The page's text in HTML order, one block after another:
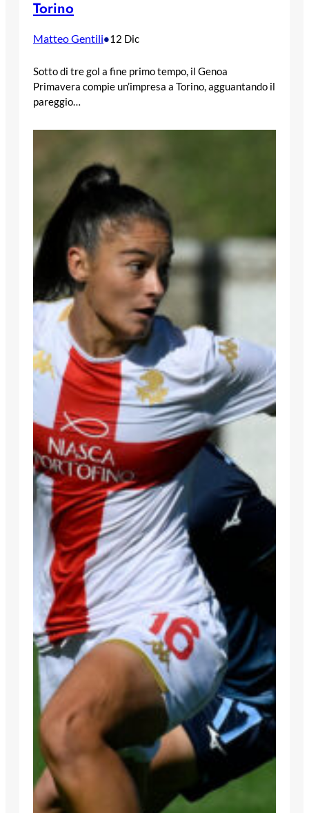
Torino
Matteo Gentili•12 Dic
Sotto di tre gol a fine primo tempo, il Genoa
Primavera compie un’impresa a Torino, agguantando il
pareggio…